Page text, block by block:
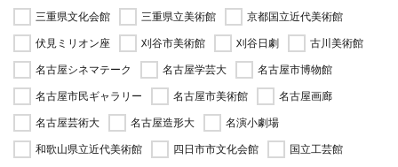
三重県文化会館
三重県立美術館
京都国立近代美術館
伏見ミリオン座
刈谷市美術館 刈谷日劇
古川美術館
名古屋シネマテーク
名古屋学芸大
名古屋市博物館
名古屋市民ギャラリー
名古屋市美術館
名古屋画廊
名古屋芸術大
名古屋造形大
名演小劇場
和歌山県立近代美術館
四日市市文化会館
国立工芸館